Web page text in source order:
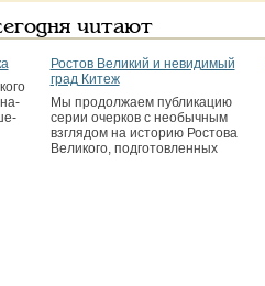
читают
Ростов Великий и невидимый
град Китеж
Мы продолжаем публикацию
серии очерков с необычным
взглядом на историю Ростова
Великого, подготовленных